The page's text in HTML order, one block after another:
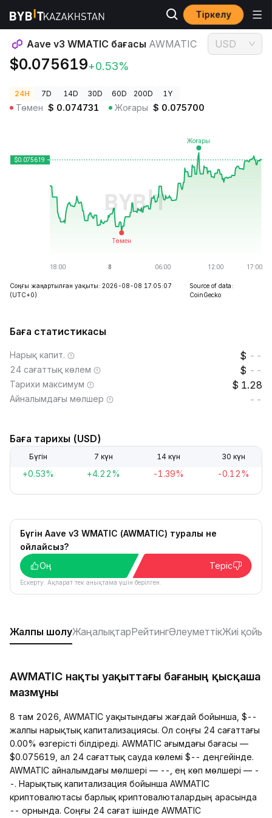
Тіркелу
Криптовалюта бағалары Aave v3 WMATIC бағасы AWMATIC
Aave v3 WMATIC бағасы AWMATIC
$0.075619+0.53%
USD
24H 7D 14D 30D 60D 200D 1Y
Төмен $ 0.074731 Жоғары $ 0.075700
Соңғы жаңартылған уақыты: 2026-08-08 17:05:07
(UTC+0)
Source of data:
CoinGecko
Баға статистикасы
Нарық капит. --
24 сағаттық көлем --
Тарихи максимум 1.28
Айналымдағы мөлшер --
Баға тарихы (USD)
Бүгін 7 күн 14 күн 30 күн
+0.53% +4.22% -1.39% -0.12%
Бүгін Aave v3 WMATIC (AWMATIC) туралы не
ойлайсыз?
Оң
Теріс
Ескерту: Ақпарат тек анықтама үшін берілген.
Жалпы шолуЖаңалықтарРейтингӘлеуметтікЖиі
AWMATIC нақты уақыттағы бағаның қысқаша
мазмұны
8 там 2026, AWMATIC уақытындағы жағдай бойынша, $--
жалпы нарықтық капитализациясы. Ол соңғы 24 сағаттағы
0.00% өзгерісті білдіреді. AWMATIC ағымдағы бағасы —
$0.075619, ал 24 сағаттық сауда көлемі $-- деңгейінде.
AWMATIC айналымдағы мөлшері — --, ең көп мөлшері — -
-. Нарықтық капитализация бойынша AWMATIC
криптовалютасы барлық криптовалюталардың арасында
-- орнында. Соңғы 24 сағат ішінде AWMATIC